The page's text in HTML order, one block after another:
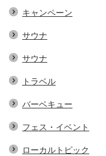
キャンペーン
サウナ
サウナ
トラベル
バーベキュー
フェス・イベント
ローカルトピック